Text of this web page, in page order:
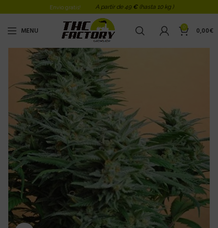
Envio gratis! A partir de 49 € (hasta 10 kg )
MENU 0 0,00€